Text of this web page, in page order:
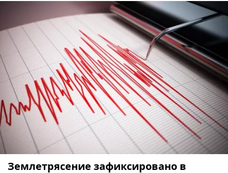
Землетрясение зафиксировано в